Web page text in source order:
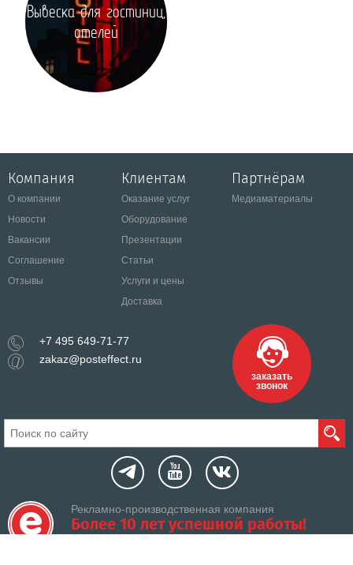
Вывеска для гостиниц,
отелей
Компания
О компании
Новости
Вакансии
Соглашение
Отзывы
Клиентам
Оказание услуг
Оборудование
Презентации
Статьи
Услуги и цены
Доставка
Партнёрам
Медиаматериалы
+7 495 649-71-77
zakaz@posteffect.ru
заказать
звонок
Рекламно-производственная компания
Более 10 лет успешной работы!